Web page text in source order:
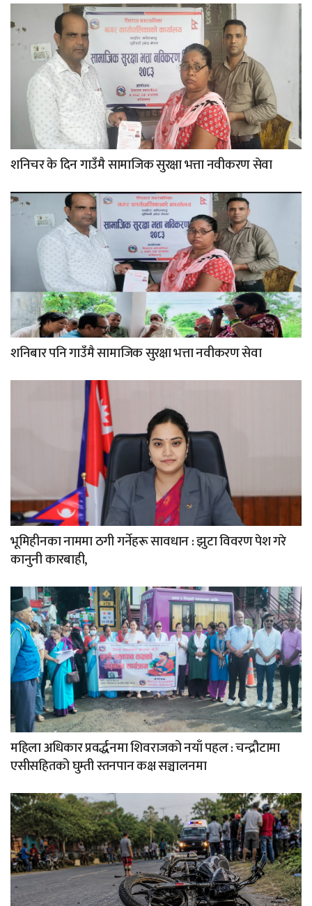
शनिचर के दिन गाउँमै सामाजिक सुरक्षा भत्ता नवीकरण सेवा
शनिबार पनि गाउँमै सामाजिक सुरक्षा भत्ता नवीकरण सेवा
भूमिहीनका नाममा ठगी गर्नेहरू सावधान : झुटा विवरण पेश गरे
कानुनी कारबाही,
महिला अधिकार प्रवर्द्धनमा शिवराजको नयाँ पहल : चन्द्रौटामा
एसीसहितको घुम्ती स्तनपान कक्ष सञ्चालनमा